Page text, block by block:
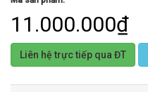
11.000.000₫
Liên hệ trực tiếp qua ĐT